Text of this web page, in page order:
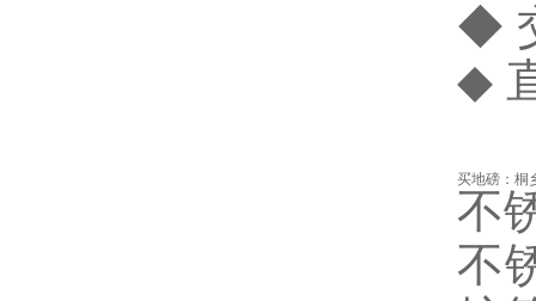
◆
◆
买地磅：桐
不
不